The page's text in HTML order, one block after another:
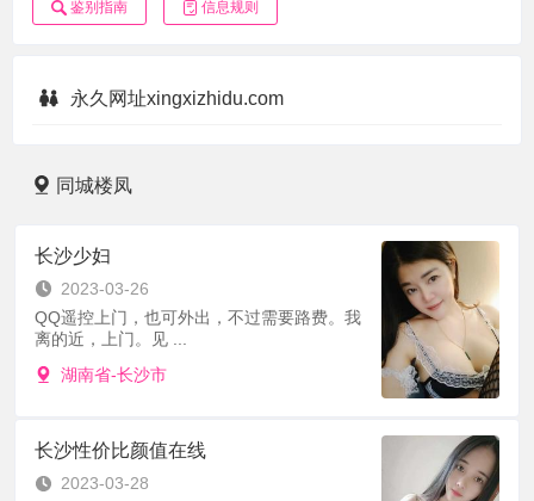
鉴别指南 信息规则
永久网址xingxizhidu.com
同城楼凤
长沙少妇
2023-03-26
QQ遥控上门，也可外出，不过需要路费。我
离的近，上门。见 ...
湖南省-长沙市
长沙性价比颜值在线
2023-03-28